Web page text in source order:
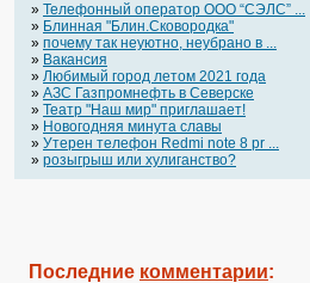
» Телефонный оператор OOO “СЭЛС” ...
» Блинная "Блин.Сковородка"
» почему так неуютно, неубрано в ...
» Вакансия
» Любимый город летом 2021 года
» АЗС Газпромнефть в Северске
» Театр "Наш мир" приглашает!
» Новогодняя минута славы
» Утерен телефон Redmi note 8 pr ...
» розыгрыш или хулиганство?
Последние комментарии: